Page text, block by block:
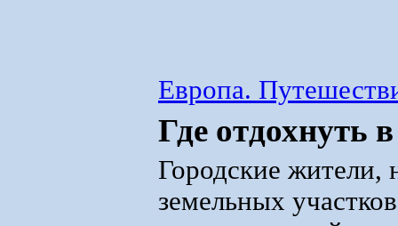
Европа.
Где отдохнуть
Городские
земельных